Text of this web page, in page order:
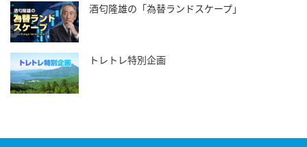
酒匂隆雄の「為替ランドスケープ」
トレトレ特別企画